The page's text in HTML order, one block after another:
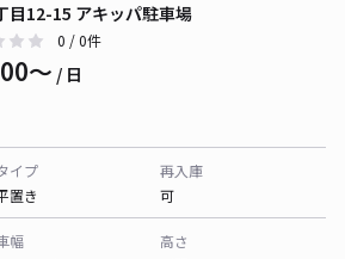
目12-15 アキッパ駐車場
0 / 0件
〜 / 日
イプ
置き
再入庫
可
幅
高さ